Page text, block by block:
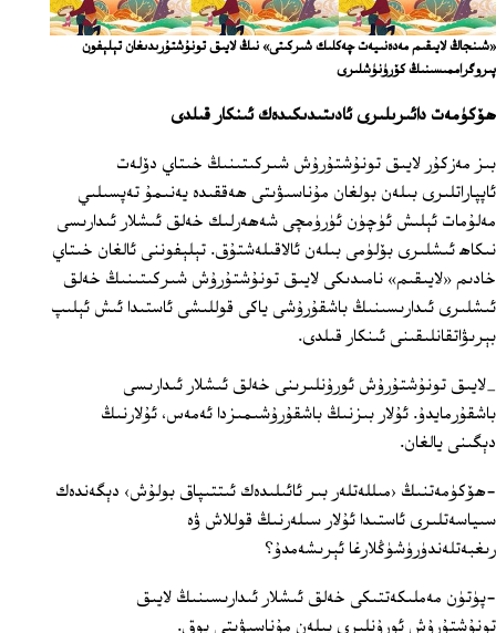
«شىنجاڭ لايىقىم مەدەنىيەت چەكلىك شىركىتى» نىڭ لايىق تونۇشتۇرىدىغان تېلېفون
پىروگراممىسىنىڭ كۆرۈنۈشلىرى
ھۆكۈمەت دائىرىلىرى ئادىتىدىكىدەك ئىنكار قىلدى
بىز مەزكۇر لايىق تونۇشتۇرۇش شىركىتىنىڭ خىتاي دۆلەت
ئاپپاراتلىرى بىلەن بولغان مۇناسىۋىتى ھەققىدە يەنىمۇ تەپسىلىي
مەلۇمات ئېلىش ئۈچۈن ئۈرۈمچى شەھەرلىك خەلق ئىشلار ئىدارىسى
نىكاھ ئىشلىرى بۆلۈمى بىلەن ئالاقىلەشتۇق. تېلېفوننى ئالغان خىتاي
خادىم «لايىقىم» نامىدىكى لايىق تونۇشتۇرۇش شىركىتىنىڭ خەلق
ئىشلىرى ئىدارىسىنىڭ باشقۇرۇشى ياكى قوللىشى ئاستىدا ئىش ئېلىپ
بېرىۋاتقانلىقىنى ئىنكار قىلدى.
_لايىق تونۇشتۇرۇش ئورۇنلىرىنى خەلق ئىشلار ئىدارىسى
باشقۇرمايدۇ. ئۇلار بىزنىڭ باشقۇرۇشىمىزدا ئەمەس، ئۇلارنىڭ
دېگىنى يالغان.
-ھۆكۈمەتنىڭ ‹مىللەتلەر بىر ئائىلىدەك ئىتتىپاق بولۇش› دېگەندەك
سىياسەتلىرى ئاستىدا ئۇلار سىلەرنىڭ قوللاش ۋە
رىغبەتلەندۈرۈشۈڭلارغا ئېرىشەمدۇ؟
-پۈتۈن مەملىكەتتىكى خەلق ئىشلار ئىدارىسىنىڭ لايىق
تونۇشتۇرۇش ئورۇنلىرى بىلەن مۇناسىۋىتى يوق.